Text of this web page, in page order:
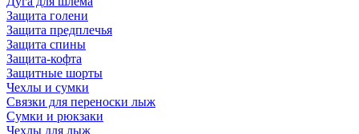
Защита голени
Защита предплечья
Защита спины
Защита-кофта
Защитные шорты
Чехлы и сумки
Связки для переноски лыж
Сумки и рюкзаки
Чехлы для лыж